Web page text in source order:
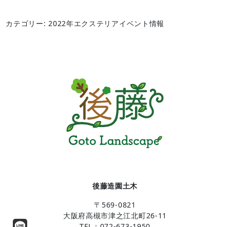
カテゴリー: 2022年エクステリアイベント情報
後藤造園土木
〒569-0821
大阪府高槻市津之江北町26-11